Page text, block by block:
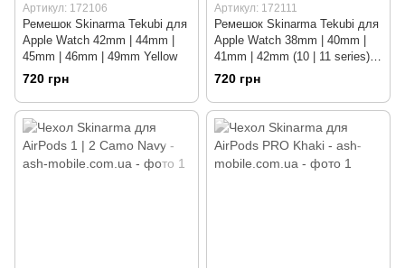
Артикул: 172106
Ремешок Skinarma Tekubi для
Apple Watch 42mm | 44mm |
45mm | 46mm | 49mm Yellow
720 грн
Артикул: 172111
Ремешок Skinarma Tekubi для
Apple Watch 38mm | 40mm |
41mm | 42mm (10 | 11 series)
White
720 грн